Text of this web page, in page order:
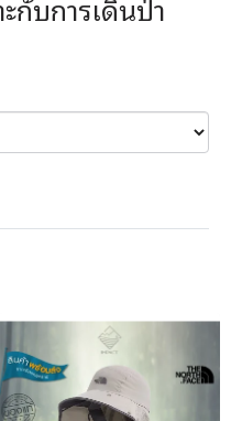
กับการเดินป่า